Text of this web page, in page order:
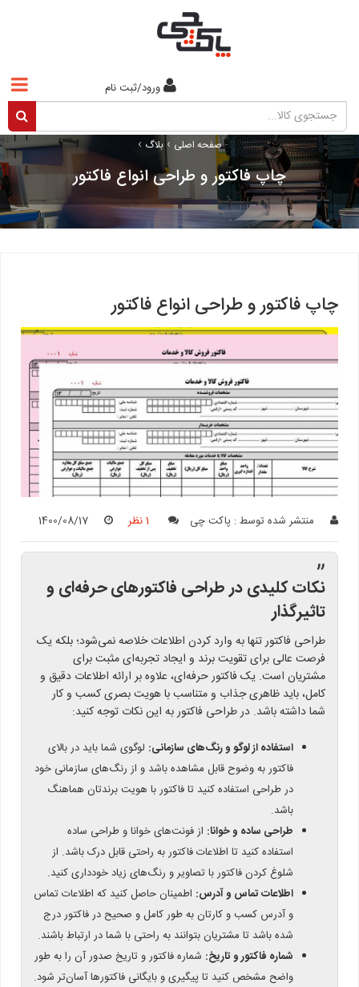
ورود/ثبت نام
صفحه اصلی › بلاگ ›
چاپ فاکتور و طراحی انواع فاکتور
چاپ فاکتور و طراحی انواع فاکتور
منتشر شده توسط : پاکت چی 1 نظر 1400/08/17
”
نکات کلیدی در طراحی فاکتورهای حرفه‌ای و
تاثیرگذار
طراحی فاکتور تنها به وارد کردن اطلاعات خلاصه نمی‌شود؛ بلکه یک
فرصت عالی برای تقویت برند و ایجاد تجربه‌ای مثبت برای
مشتریان است. یک فاکتور حرفه‌ای، علاوه بر ارائه اطلاعات دقیق و
کامل، باید ظاهری جذاب و متناسب با هویت بصری کسب و کار
شما داشته باشد. در طراحی فاکتور به این نکات توجه کنید:
استفاده از لوگو و رنگ‌های سازمانی: لوگوی شما باید در بالای
فاکتور به وضوح قابل مشاهده باشد و از رنگ‌های سازمانی خود
در طراحی استفاده کنید تا فاکتور با هویت برندتان هماهنگ
باشد.
طراحی ساده و خوانا: از فونت‌های خوانا و طراحی ساده
استفاده کنید تا اطلاعات فاکتور به راحتی قابل درک باشد. از
شلوغ کردن فاکتور با تصاویر و رنگ‌های زیاد خودداری کنید.
اطلاعات تماس و آدرس: اطمینان حاصل کنید که اطلاعات تماس
و آدرس کسب و کارتان به طور کامل و صحیح در فاکتور درج
شده باشد تا مشتریان بتوانند به راحتی با شما در ارتباط باشند.
شماره فاکتور و تاریخ: شماره فاکتور و تاریخ صدور آن را به طور
واضح مشخص کنید تا پیگیری و بایگانی فاکتورها آسان‌تر شود.